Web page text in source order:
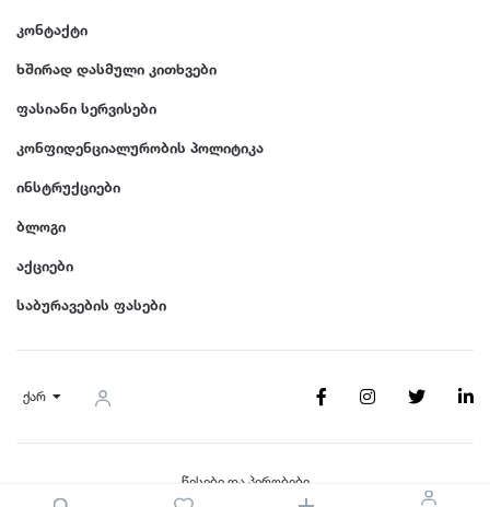
Sailun
Triangle
Roadstone
Roadx
2006
2005
2003
2001
კონტაქტი
ხშირად დასმული კითხვები
ფასიანი სერვისები
კონფიდენციალურობის პოლიტიკა
ინსტრუქციები
ბლოგი
აქციები
საბურავების ფასები
წესები და პირობები
ქარ